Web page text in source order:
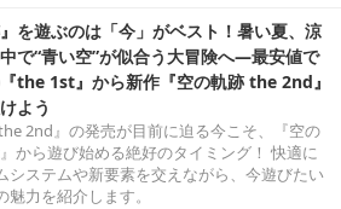
』を遊ぶのは「今」がベスト！暑い夏、涼
で“青い空”が似合う大冒険へ―最安値で
the 1st』から新作『空の軌跡 the 2nd』
よう
the 2nd』の発売が目前に迫る今こそ、『空の
から遊び始める絶好のタイミング！ 快適に
システムや新要素を交えながら、今遊びたい
力を紹介します。